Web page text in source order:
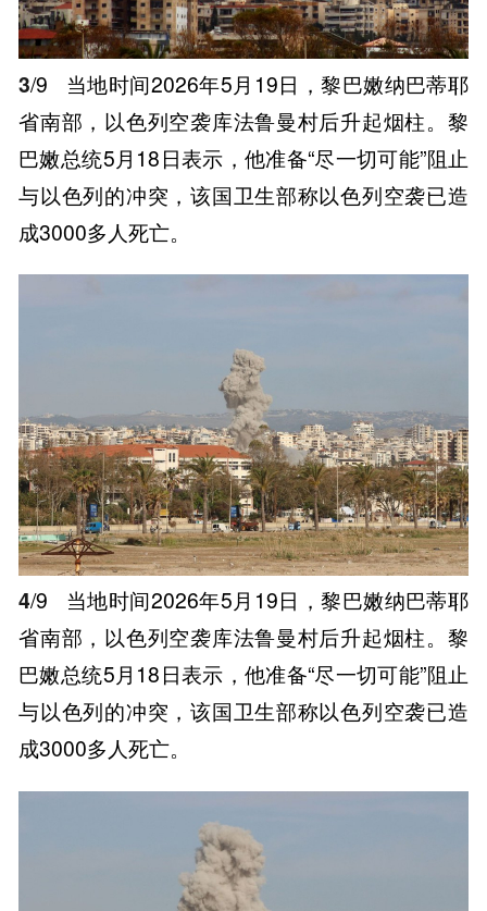
3/9
当地时间2026年5月19日，黎巴嫩纳巴蒂耶
省南部，以色列空袭库法鲁曼村后升起烟柱。黎
巴嫩总统5月18日表示，他准备“尽一切可能”阻止
与以色列的冲突，该国卫生部称以色列空袭已造
成3000多人死亡。
4/9
当地时间2026年5月19日，黎巴嫩纳巴蒂耶
省南部，以色列空袭库法鲁曼村后升起烟柱。黎
巴嫩总统5月18日表示，他准备“尽一切可能”阻止
与以色列的冲突，该国卫生部称以色列空袭已造
成3000多人死亡。